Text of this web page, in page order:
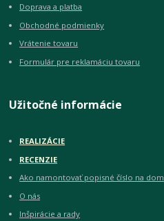
Doprava a platba
Obchodné podmienky
Vrátenie tovaru
Formulár pre reklamáciu tovaru
Užitočné informácie
REALIZÁCIE
RECENZIE
Ako namontovať popisné číslo na dom
O nás
Inšpirácie a rady